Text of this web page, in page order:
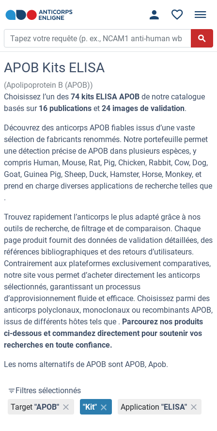
APOB Kits ELISA
(Apolipoprotein B (APOB))
Choisissez l’un des 74 kits ELISA APOB de notre catalogue
basés sur 16 publications et 24 images de validation.
Découvrez des anticorps APOB fiables issus d’une vaste
sélection de fabricants renommés. Notre portefeuille permet
une détection précise de APOB dans plusieurs espèces, y
compris Human, Mouse, Rat, Pig, Chicken, Rabbit, Cow, Dog,
Goat, Guinea Pig, Sheep, Duck, Hamster, Horse, Monkey, et
prend en charge diverses applications de recherche telles que
.
Trouvez rapidement l’anticorps le plus adapté grâce à nos
outils de recherche, de filtrage et de comparaison. Chaque
page produit fournit des données de validation détaillées, des
références bibliographiques et des retours d’utilisateurs.
Contrairement aux plateformes exclusivement comparatives,
notre site vous permet d’acheter directement les anticorps
sélectionnés, garantissant un processus
d’approvisionnement fluide et efficace. Choisissez parmi des
anticorps polyclonaux, monoclonaux ou recombinants APOB,
issus de différents hôtes tels que . Parcourez nos produits
ci-dessous et commandez directement pour soutenir vos
recherches en toute confiance.
Les noms alternatifs de APOB sont APOB, Apob.
Filtres sélectionnés
Target "APOB" "Kit" Application "ELISA"